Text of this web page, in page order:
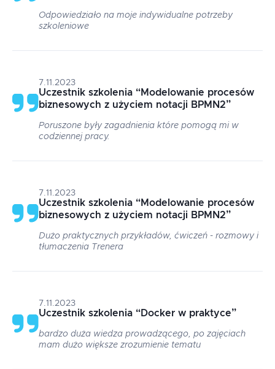
Odpowiedziało na moje indywidualne potrzeby
szkoleniowe
7.11.2023
Uczestnik szkolenia “Modelowanie procesów
biznesowych z użyciem notacji BPMN2”
Poruszone były zagadnienia które pomogą mi w
codziennej pracy.
7.11.2023
Uczestnik szkolenia “Modelowanie procesów
biznesowych z użyciem notacji BPMN2”
Dużo praktycznych przykładów, ćwiczeń - rozmowy i
tłumaczenia Trenera
7.11.2023
Uczestnik szkolenia “Docker w praktyce”
bardzo duża wiedza prowadzącego, po zajęciach
mam dużo większe zrozumienie tematu